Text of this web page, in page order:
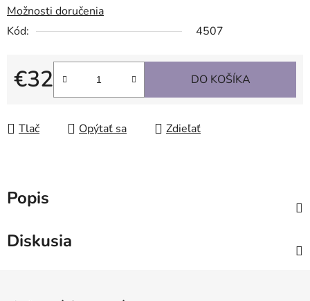
Možnosti doručenia
Kód:
4507
€32
Jednotková cena:
DO KOŠÍKA
Tlač Opýtať sa Zdieľať
Popis
Diskusia